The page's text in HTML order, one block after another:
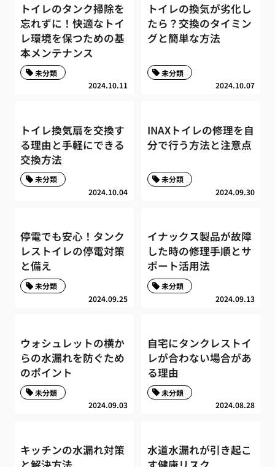
トイレのタンク掃除を
忘れずに！快適なトイ
レ環境を保つための基
本メンテナンス
2024.10.11
未分類
トイレの換気が劣化し
たら？交換のタイミン
グと簡単な方法
2024.10.07
未分類
トイレ換気扇を交換す
る理由と手軽にできる
交換方法
2024.10.04
未分類
INAXトイレの修理を自
分で行う方法と注意点
2024.09.30
未分類
停電でも安心！タンク
レストイレの停電対策
と備え
2024.09.25
未分類
イナックス製品が故障
した時の修理手順とサ
ポート活用法
2024.09.13
未分類
ウォシュレットの横か
らの水漏れを防ぐため
のポイント
2024.09.03
未分類
自宅にタンクレストイ
レが合わない場合があ
る理由
2024.08.28
未分類
キッチンの水漏れ対策
水道水漏れが引き起こ